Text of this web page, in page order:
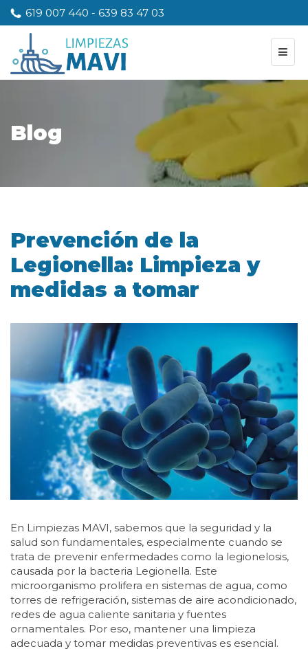
619 007 440 - 639 83 47 03
Blog
Prevención de la
Legionella: Limpieza y
medidas a tomar
En Limpiezas MAVI, sabemos que la seguridad y la
salud son fundamentales, especialmente cuando se
trata de prevenir enfermedades como la legionelosis,
causada por la bacteria Legionella. Este
microorganismo prolifera en sistemas de agua, como
torres de refrigeración, sistemas de aire acondicionado,
redes de agua caliente sanitaria y fuentes
ornamentales. Por eso, mantener una limpieza
adecuada y tomar medidas preventivas es esencial.